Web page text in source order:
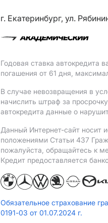
г. Екатеринбург, ул.
Годовая ставка автокредита
погашения от 61 дня,
В случае невозвращения в
начислить штраф за
автокредита данные о
Данный Интернет-сайт носит
положениями Статьи 437
пожалуйста, обращайтесь к
Кредит предоставляется
Обязательное страхование
0191-03 от 01.07.2024 г.